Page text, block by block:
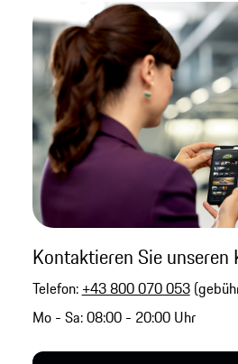
Kontaktieren Sie unseren
Telefon: +43 800 070 053
Mo - Sa: 08:00 - 20:00 Uhr